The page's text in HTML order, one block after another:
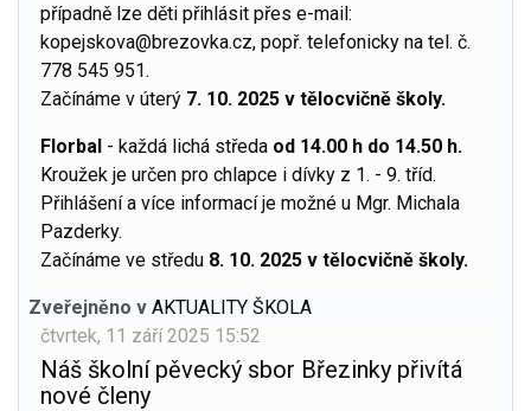
případně lze děti přihlásit přes e-mail:
kopejskova@brezovka.cz, popř. telefonicky na tel. č.
778 545 951.
Začínáme v úterý 7. 10. 2025 v tělocvičně školy.
Florbal - každá lichá středa od 14.00 h do 14.50 h.
Kroužek je určen pro chlapce i dívky z 1. - 9. tříd.
Přihlášení a více informací je možné u Mgr. Michala
Pazderky.
Začínáme ve středu 8. 10. 2025 v tělocvičně školy.
Zveřejněno v AKTUALITY ŠKOLA
čtvrtek, 11 září 2025 15:52
Náš školní pěvecký sbor Březinky přivítá
nové členy